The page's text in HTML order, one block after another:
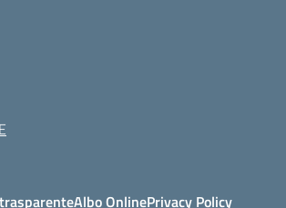
Albo OnlinePrivacy Policy